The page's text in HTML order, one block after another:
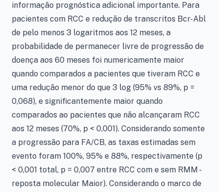
informação prognóstica adicional importante. Para
pacientes com RCC e redução de transcritos Bcr-Abl
de pelo menos 3 logaritmos aos 12 meses, a
probabilidade de permanecer livre de progressão de
doença aos 60 meses foi numericamente maior
quando comparados a pacientes que tiveram RCC e
uma redução menor do que 3 log (95% vs 89%, p =
0,068), e significantemente maior quando
comparados ao pacientes que não alcançaram RCC
aos 12 meses (70%, p < 0,001). Considerando somente
a progressão para FA/CB, as taxas estimadas sem
evento foram 100%, 95% e 88%, respectivamente (p
< 0,001 total, p = 0,007 entre RCC com e sem RMM -
reposta molecular Maior). Considerando o marco de